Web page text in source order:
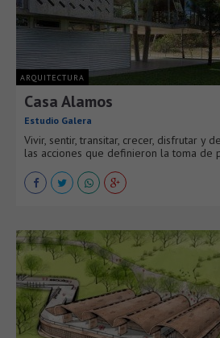
ARQUITECTURA
Casa Alamos
Estudio Galera
Vivir, sentir, transitar, crecer, disfrutar y
las acciones que definieron la toma de